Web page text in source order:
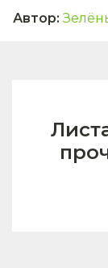
Автор: